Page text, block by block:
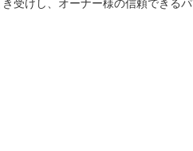
受けし、オーナー様の信頼できるパ